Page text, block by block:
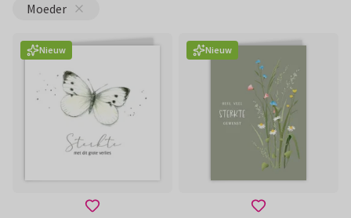
Moeder
Nieuw Nieuw